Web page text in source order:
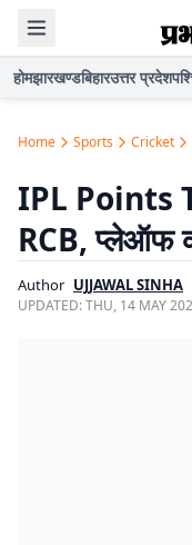
होमझारखण्डबिहारउत्तर प्रदेश
Home Sports Cricket
IPL Points
RCB, प्लेऑफ
Author UJJAWAL SINHA
UPDATED:THU, 14 MAY